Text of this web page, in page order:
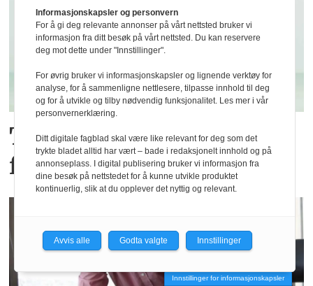
Trives på jobb tross
finanskrise
Innstillinger for informasjonskapsler
Informasjonskapsler og personvern
For å gi deg relevante annonser på vårt nettsted bruker vi
informasjon fra ditt besøk på vårt nettsted. Du kan reservere
deg mot dette under "Innstillinger".
For øvrig bruker vi informasjonskapsler og lignende verktøy for
analyse, for å sammenligne nettlesere, tilpasse innhold til deg
og for å utvikle og tilby nødvendig funksjonalitet. Les mer i vår
personvernerklæring.
Ditt digitale fagblad skal være like relevant for deg som det
trykte bladet alltid har vært – bade i redaksjonelt innhold og på
annonseplass. I digital publisering bruker vi informasjon fra
dine besøk på nettstedet for å kunne utvikle produktet
kontinuerlig, slik at du opplever det nyttig og relevant.
Avvis alle Godta valgte Innstillinger